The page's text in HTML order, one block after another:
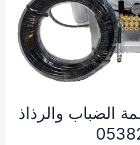
الضباب والرذاذ